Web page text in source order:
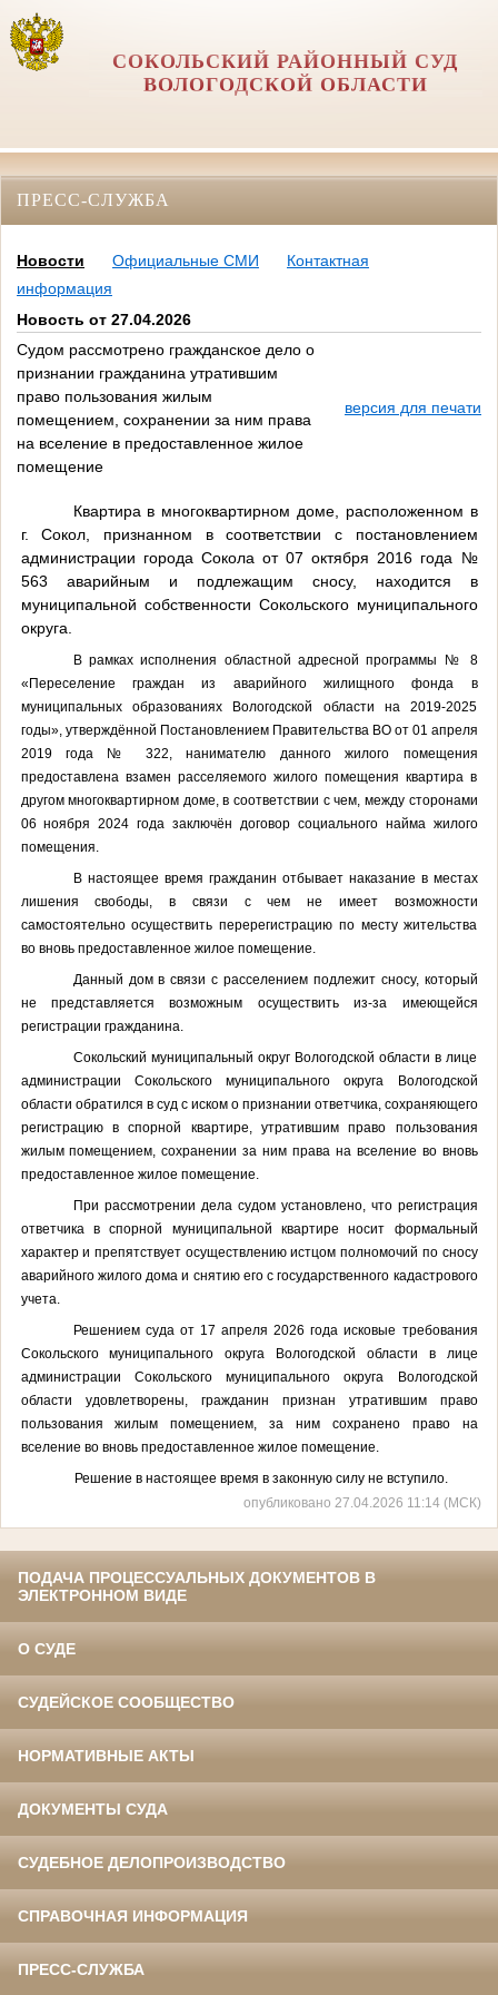
СОКОЛЬСКИЙ РАЙОННЫЙ СУД
ВОЛОГОДСКОЙ ОБЛАСТИ
ПРЕСС-СЛУЖБА
Новости Официальные СМИ
Контактная
информация
Новость от 27.04.2026
Судом рассмотрено гражданское дело о
признании гражданина утратившим
право пользования жилым
помещением, сохранении за ним права
на вселение в предоставленное жилое
помещение
версия для печати
Квартира в многоквартирном доме, расположенном в
г. Сокол, признанном в соответствии с постановлением
администрации города Сокола от 07 октября 2016 года №
563 аварийным и подлежащим сносу, находится в
муниципальной собственности Сокольского муниципального
округа.
В рамках исполнения областной адресной программы № 8
«Переселение граждан из аварийного жилищного фонда в
муниципальных образованиях Вологодской области на 2019-2025
годы», утверждённой Постановлением Правительства ВО от 01 апреля
2019 года № 322, нанимателю данного жилого помещения
предоставлена взамен расселяемого жилого помещения квартира в
другом многоквартирном доме, в соответствии с чем, между сторонами
06 ноября 2024 года заключён договор социального найма жилого
помещения.
В настоящее время гражданин отбывает наказание в местах
лишения свободы, в связи с чем не имеет возможности
самостоятельно осуществить перерегистрацию по месту жительства
во вновь предоставленное жилое помещение.
Данный дом в связи с расселением подлежит сносу, который
не представляется возможным осуществить из-за имеющейся
регистрации гражданина.
Сокольский муниципальный округ Вологодской области в лице
администрации Сокольского муниципального округа Вологодской
области обратился в суд с иском о признании ответчика, сохраняющего
регистрацию в спорной квартире, утратившим право пользования
жилым помещением,сохранении за ним права на вселение во вновь
предоставленное жилое помещение
При рассмотрении дела судом установлено, что регистрация
ответчика в спорной муниципальной квартире носит формальный
характер и препятствует осуществлению истцом полномочий по сносу
аварийного жилого дома и снятию его с государственного кадастрового
учета.
Решением суда от 17 апреля 2026 года исковые требования
Сокольского муниципального округа Вологодской области в лице
администрации Сокольского муниципального округа Вологодской
области удовлетворены, гражданин признан утратившим право
пользования жилым помещением,за ним сохранено право на
вселение во вновь предоставленное жилое помещение.
Решение внастоящее время в законную силу не вступило.
опубликовано 27.04.2026 11:14 (МСК)
ПОДАЧА ПРОЦЕССУАЛЬНЫХ ДОКУМЕНТОВ В
ЭЛЕКТРОННОМ ВИДЕ
О СУДЕ
СУДЕЙСКОЕ СООБЩЕСТВО
НОРМАТИВНЫЕ АКТЫ
ДОКУМЕНТЫ СУДА
СУДЕБНОЕ ДЕЛОПРОИЗВОДСТВО
СПРАВОЧНАЯ ИНФОРМАЦИЯ
ПРЕСС-СЛУЖБА